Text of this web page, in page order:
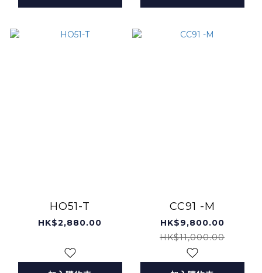
HO51-T
HK$2,880.00
CC91 -M
HK$9,800.00
HK$11,000.00